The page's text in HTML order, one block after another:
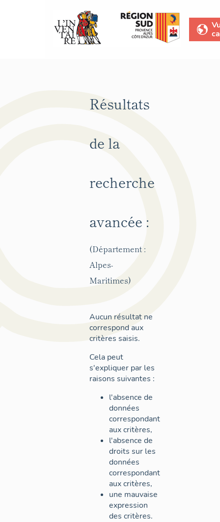
Résultats
de la
recherche
avancée :
(Département :
Alpes-
Maritimes)
Aucun résultat ne
correspond aux
critères saisis.
Cela peut
s'expliquer par les
raisons suivantes :
l'absence de
données
correspondant
aux critères,
l'absence de
droits sur les
données
correspondant
aux critères,
une mauvaise
expression
des critères.